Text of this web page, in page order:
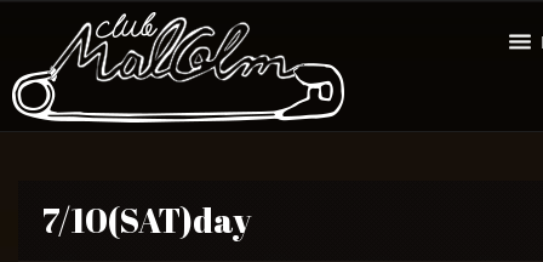
7/10(SAT)day